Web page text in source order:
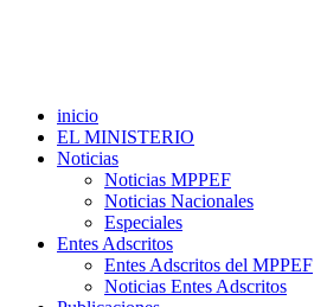
inicio
EL MINISTERIO
Noticias
Noticias MPPEF
Noticias Nacionales
Especiales
Entes Adscritos
Entes Adscritos del MPPEF
Noticias Entes Adscritos